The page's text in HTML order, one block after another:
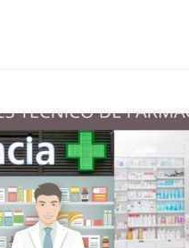
TÉCNICO DE FARMACIA. SES